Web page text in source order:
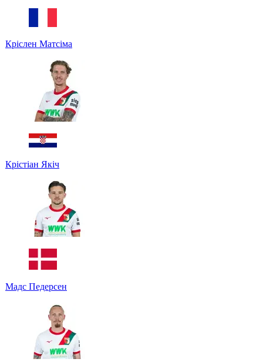
Кріслен Матсіма
Крістіан Якіч
Мадс Педерсен